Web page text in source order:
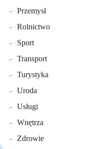
Przemysł
Rolnictwo
Sport
Transport
Turystyka
Uroda
Usługi
Wnętrza
Zdrowie